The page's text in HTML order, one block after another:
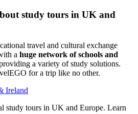
study tours in UK and
travel and cultural exchange
a huge network of schools and
a variety of study solutions.
for a trip like no other.
Ireland
study tours in UK and Europe. Learn